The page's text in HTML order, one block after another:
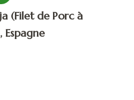
(Filet de Porc à
Espagne